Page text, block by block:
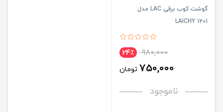
گوشت کوب برقی LAC مدل
LAICHY 1201
980,000 24٪
750,000 تومان
ناموجود